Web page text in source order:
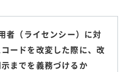
者（ライセンシー）に対
ードを改変した際に、改
までを義務づけるか